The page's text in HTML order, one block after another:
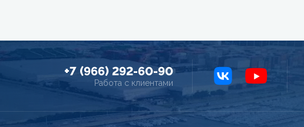
+7 (966) 292-60-90
Работа с клиентами